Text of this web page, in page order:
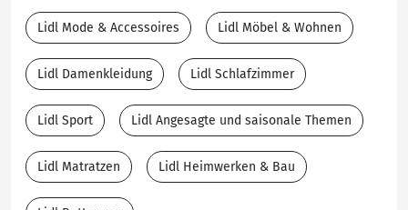
Lidl Mode & Accessoires Lidl Möbel & Wohnen
Lidl Damenkleidung Lidl Schlafzimmer
Lidl Sport Lidl Angesagte und saisonale Themen
Lidl Matratzen Lidl Heimwerken & Bau